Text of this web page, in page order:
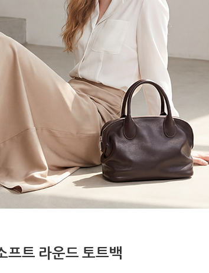
프트 라운드 토트백